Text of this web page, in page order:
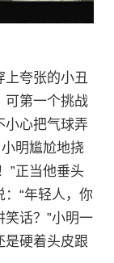
夸张的小丑
可第一个挑战
小心把气球弄
明尴尬地挠
”正当他垂头
“年轻人，你
话？”小明一
是硬着头皮跟